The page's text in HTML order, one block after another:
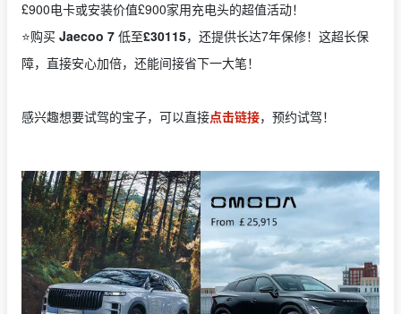
£900电卡或安装价值£900家用充电头的超值活动！
⭐️购买 Jaecoo 7 低至£30115，还提供长达7年保修！这超长保
障，直接安心加倍，还能间接省下一大笔！
感兴趣想要试驾的宝子，可以直接点击链接，预约试驾！